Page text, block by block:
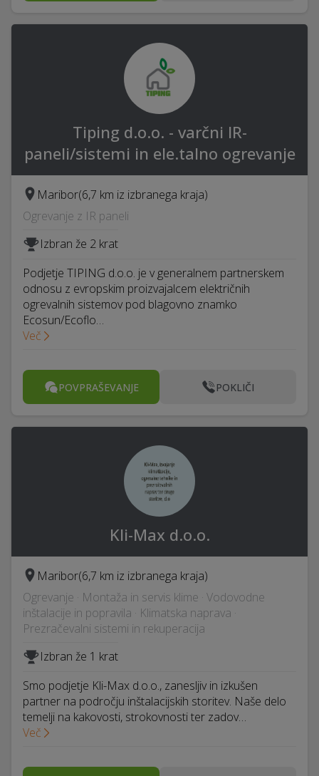
Tiping d.o.o. - varčni IR-
paneli/sistemi in ele.talno ogrevanje
Maribor(6,7 km iz izbranega kraja)
Ogrevanje z IR paneli
Izbran že 2 krat
Podjetje TIPING d.o.o. je v generalnem partnerskem
odnosu z evropskim proizvajalcem električnih
ogrevalnih sistemov pod blagovno znamko
Ecosun/Ecoflo…
Več
POVPRAŠEVANJE POKLIČI
Kli-Max d.o.o.
Maribor(6,7 km iz izbranega kraja)
Ogrevanje · Montaža in servis klime · Vodovodne
inštalacije in popravila · Klimatska naprava ·
Prezračevalni sistemi in rekuperacija
Izbran že 1 krat
Smo podjetje Kli-Max d.o.o., zanesljiv in izkušen
partner na področju inštalacijskih storitev. Naše delo
temelji na kakovosti, strokovnosti ter zadov…
Več